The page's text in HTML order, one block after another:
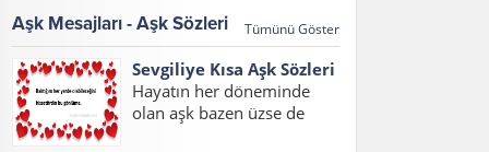
sevdiğini belli...
2017, sözleri kısa konulu
bir yazı hazırladık. Her
sözleri ve aşk...
Aşk Mesajları - Aşk Sözleri Tümünü Göster
Sevgiliye Kısa Aşk Sözleri
Hayatın her döneminde
olan aşk bazen üzse de